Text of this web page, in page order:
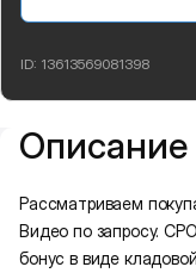
ID: 13613569081398
Подробная
Описание
Рассматриваем
Видео по запросу.
бонус в виде